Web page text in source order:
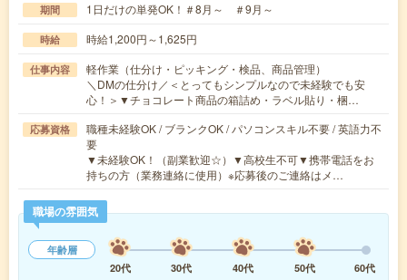
期間 1日だけの単発OK！＃8月～ ＃9月～
時給 時給1,200円～1,625円
仕事内容
軽作業（仕分け・ピッキング・検品、商品管理）
＼DMの仕分け／＜とってもシンプルなので未経験でも安
心！＞▼チョコレート商品の箱詰め・ラベル貼り・梱…
応募資格
職種未経験OK / ブランクOK / パソコンスキル不要 / 英語力不
要
▼未経験OK！（副業歓迎☆）▼高校生不可▼携帯電話をお
持ちの方（業務連絡に使用）※応募後のご連絡はメ…
職場の雰囲気
年齢層
20代
30代 40代 50代
60代